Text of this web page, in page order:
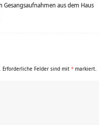
aus dem Haus
Erforderliche Felder sind mit * markiert.